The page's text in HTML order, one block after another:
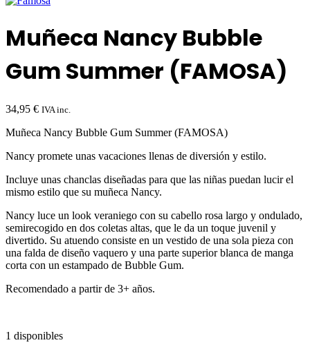
Muñeca Nancy Bubble
Gum Summer (FAMOSA)
34,95 € IVA inc.
Muñeca Nancy Bubble Gum Summer (FAMOSA)
Nancy promete unas vacaciones llenas de diversión y estilo.
Incluye unas chanclas diseñadas para que las niñas puedan lucir el
mismo estilo que su muñeca Nancy.
Nancy luce un look veraniego con su cabello rosa largo y ondulado,
semirecogido en dos coletas altas, que le da un toque juvenil y
divertido. Su atuendo consiste en un vestido de una sola pieza con
una falda de diseño vaquero y una parte superior blanca de manga
corta con un estampado de Bubble Gum.
Recomendado a partir de 3+ años.
1 disponibles